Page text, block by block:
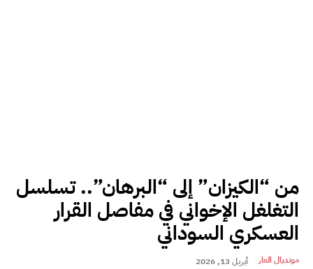
من “الكيزان” إلى “البرهان”.. تسلسل
التغلغل الإخواني في مفاصل القرار
العسكري السوداني
مونديال العار أبريل 13, 2026